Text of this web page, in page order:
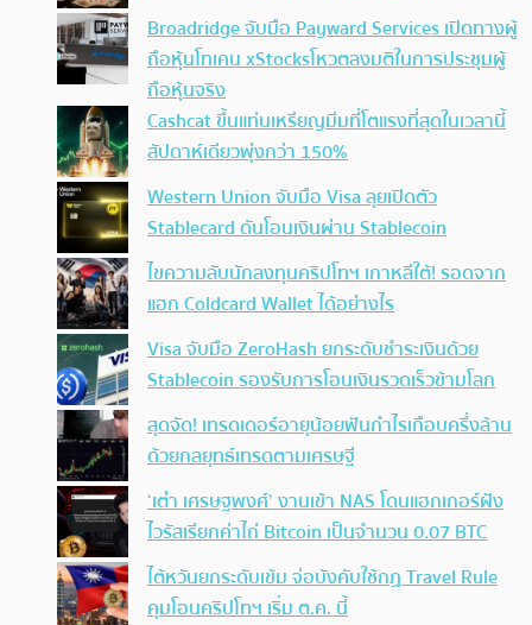
Broadridge จับมือ Payward Services เปิดทางผู้
ถือหุ้นโทเคน xStocksโหวตลงมติในการประชุมผู้
ถือหุ้นจริง
Cashcat ขึ้นแท่นเหรียญมีมที่โตแรงที่สุดในเวลานี้
สัปดาห์เดียวพุ่งกว่า 150%
Western Union จับมือ Visa ลุยเปิดตัว
Stablecard ดันโอนเงินผ่าน Stablecoin
ไขความลับนักลงทุนคริปโทฯ เกาหลีใต้! รอดจาก
แฮก Coldcard Wallet ได้อย่างไร
Visa จับมือ ZeroHash ยกระดับชำระเงินด้วย
Stablecoin รองรับการโอนเงินรวดเร็วข้ามโลก
สุดจัด! เทรดเดอร์อายุน้อยฟันกำไรเกือบครึ่งล้าน
ด้วยกลยุทธ์เทรดตามเศรษฐี
‘เต๋า เศรษฐพงศ์’ งานเข้า NAS โดนแฮกเกอร์ฝัง
ไวรัสเรียกค่าไถ่ Bitcoin เป็นจำนวน 0.07 BTC
ไต้หวันยกระดับเข้ม จ่อบังคับใช้กฏ Travel Rule
คุมโอนคริปโทฯ เริ่ม ต.ค. นี้